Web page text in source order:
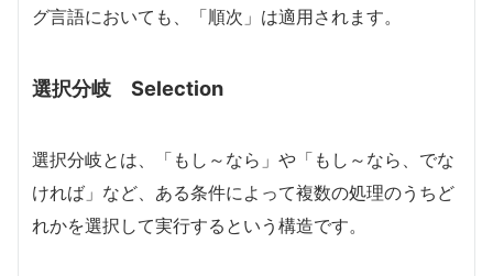
グ言語においても、「順次」は適用されます。
選択分岐 Selection
選択分岐とは、「もし～なら」や「もし～なら、でな
ければ」など、ある条件によって複数の処理のうちど
れかを選択して実行するという構造です。